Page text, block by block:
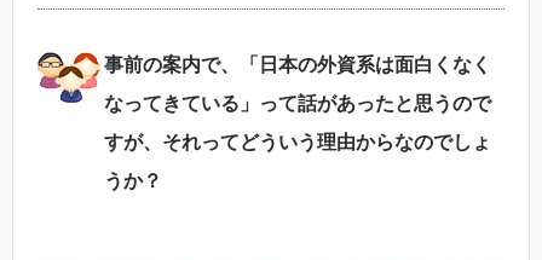
事前の案内で、「日本の外資系は面白くなく
なってきている」って話があったと思うので
すが、それってどういう理由からなのでしょ
うか？